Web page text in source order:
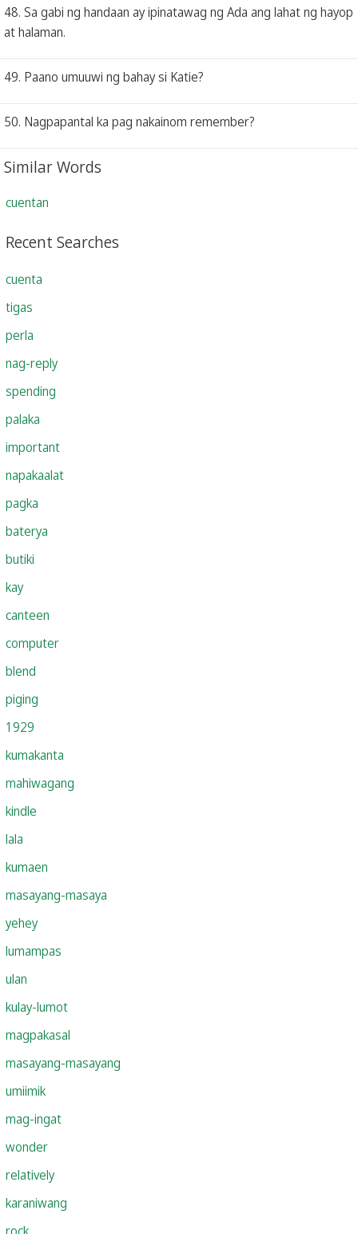
48. Sa gabi ng handaan ay ipinatawag ng Ada ang lahat ng hayop
at halaman.
49. Paano umuuwi ng bahay si Katie?
50. Nagpapantal ka pag nakainom remember?
Similar Words
cuentan
Recent Searches
cuenta
tigas
perla
nag-reply
spending
palaka
important
napakaalat
pagka
baterya
butiki
kay
canteen
computer
blend
piging
1929
kumakanta
mahiwagang
kindle
lala
kumaen
masayang-masaya
yehey
lumampas
ulan
kulay-lumot
magpakasal
masayang-masayang
umiimik
mag-ingat
wonder
relatively
karaniwang